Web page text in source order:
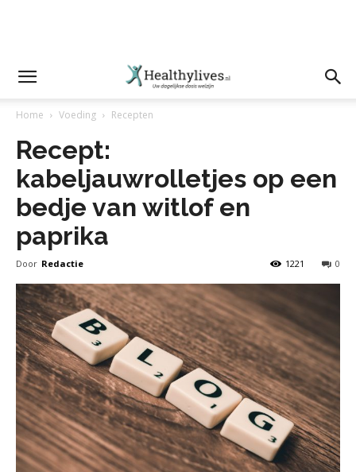
Home Voeding Recepten
Recept:
kabeljauwrolletjes op een
bedje van witlof en
paprika
Door Redactie 0
1221